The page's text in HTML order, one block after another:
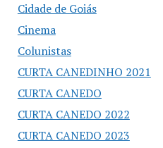
Cidade de Goiás
Cinema
Colunistas
CURTA CANEDINHO 2021
CURTA CANEDO
CURTA CANEDO 2022
CURTA CANEDO 2023